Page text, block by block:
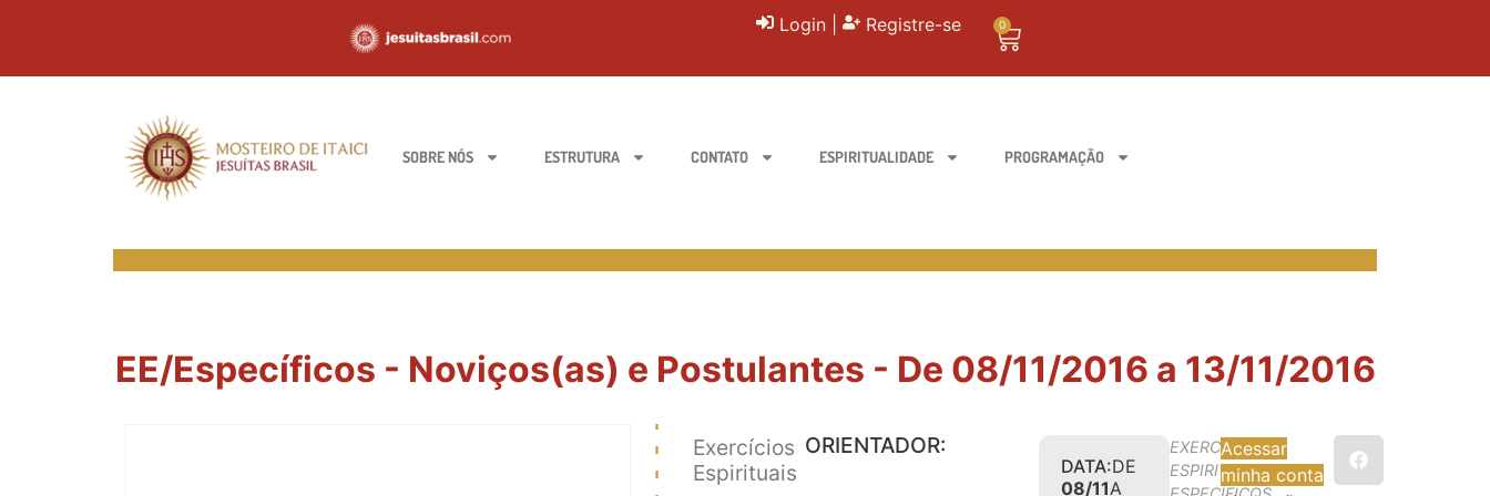
Login Registre-se 0
SOBRE NÓS ESTRUTURA CONTATO ESPIRITUALIDADE PROGRAMAÇÃO
EE/Específicos - Noviços(as) e Postulantes - De 08/11/2016 a 13/11/2016
Exercícios
Espirituais
ORIENTADOR:
DATA:DE
08/11A
EXERCÍCIOS
ESPIRITUAIS
Acessar
minha conta